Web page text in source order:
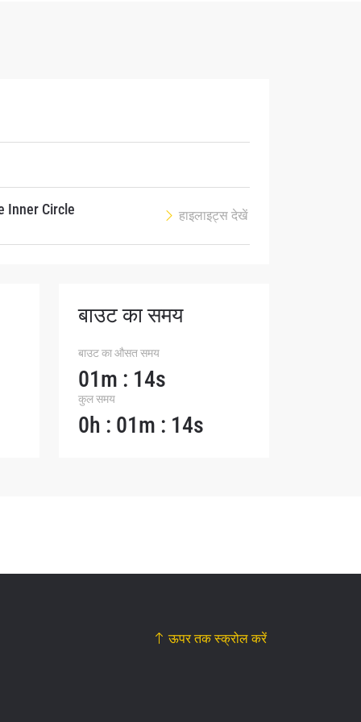
Inner Circle हाइलाइट्स देखें
बाउट का समय
बाउट का औसत समय
01m : 14s
कुल समय
0h : 01m : 14s
ऊपर तक स्क्रोल करें